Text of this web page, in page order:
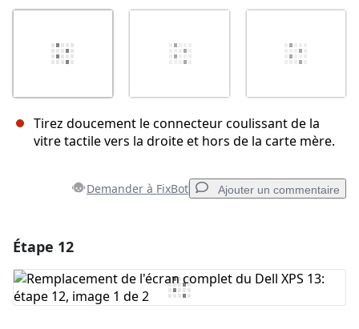
Tirez doucement le connecteur coulissant de la
vitre tactile vers la droite et hors de la carte mère.
Demander à FixBot Ajouter un commentaire
Ajouter un commentaire
Étape 12